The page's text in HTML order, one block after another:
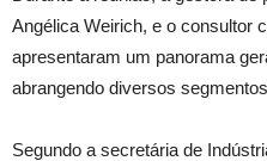
Angélica Weirich, e o consultor
apresentaram um panorama
abrangendo diversos
Segundo a secretária de